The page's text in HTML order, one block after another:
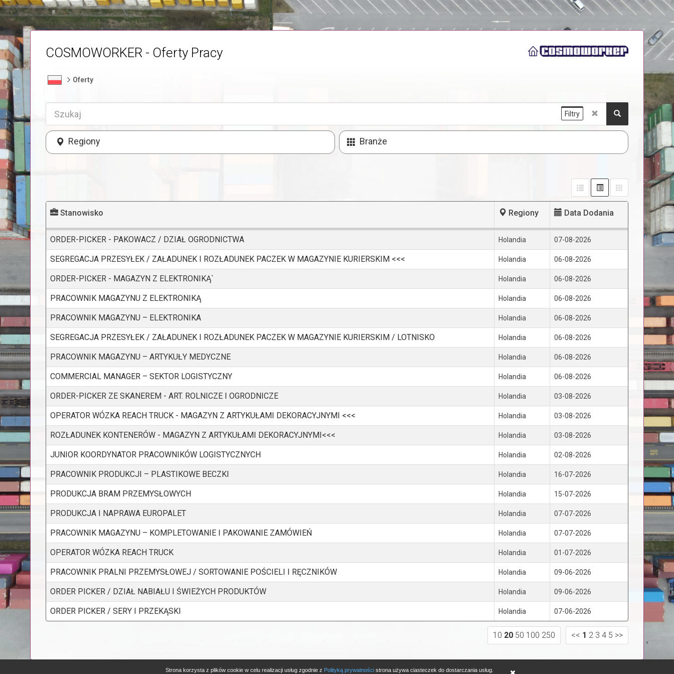
Strona korzysta z plików cookie w celu realizacji usług zgodnie z Polityką prywatności strona używa ciasteczek do dostarczania usług.
COSMOWORKER - Oferty Pracy
Oferty
Regiony Branże
Filtry
Stanowisko Regiony Data Dodania
ORDER-PICKER - PAKOWACZ / DZIAŁ OGRODNICTWA Holandia 07-08-2026
SEGREGACJA PRZESYŁEK / ZAŁADUNEK I ROZŁADUNEK PACZEK W MAGAZYNIE KURIERSKIM <<< Holandia 06-08-2026
ORDER-PICKER - MAGAZYN Z ELEKTRONIKĄ` Holandia 06-08-2026
PRACOWNIK MAGAZYNU Z ELEKTRONIKĄ Holandia 06-08-2026
PRACOWNIK MAGAZYNU – ELEKTRONIKA Holandia 06-08-2026
SEGREGACJA PRZESYŁEK / ZAŁADUNEK I ROZŁADUNEK PACZEK W MAGAZYNIE KURIERSKIM / LOTNISKO Holandia 06-08-2026
PRACOWNIK MAGAZYNU – ARTYKUŁY MEDYCZNE Holandia 06-08-2026
COMMERCIAL MANAGER – SEKTOR LOGISTYCZNY Holandia 06-08-2026
ORDER-PICKER ZE SKANEREM - ART. ROLNICZE I OGRODNICZE Holandia 03-08-2026
OPERATOR WÓZKA REACH TRUCK - MAGAZYN Z ARTYKUŁAMI DEKORACYJNYMI <<< Holandia 03-08-2026
ROZŁADUNEK KONTENERÓW - MAGAZYN Z ARTYKUŁAMI DEKORACYJNYMI<<< Holandia 03-08-2026
JUNIOR KOORDYNATOR PRACOWNIKÓW LOGISTYCZNYCH Holandia 02-08-2026
PRACOWNIK PRODUKCJI – PLASTIKOWE BECZKI Holandia 16-07-2026
PRODUKCJA BRAM PRZEMYSŁOWYCH Holandia 15-07-2026
PRODUKCJA I NAPRAWA EUROPALET Holandia 07-07-2026
PRACOWNIK MAGAZYNU – KOMPLETOWANIE I PAKOWANIE ZAMÓWIEŃ Holandia 07-07-2026
OPERATOR WÓZKA REACH TRUCK Holandia 01-07-2026
PRACOWNIK PRALNI PRZEMYSŁOWEJ / SORTOWANIE POŚCIELI I RĘCZNIKÓW Holandia 09-06-2026
ORDER PICKER / DZIAŁ NABIAŁU I ŚWIEŻYCH PRODUKTÓW Holandia 09-06-2026
ORDER PICKER / SERY I PRZEKĄSKI Holandia 07-06-2026
10 20 50 100 250 << 1 2 3 4 5 >>